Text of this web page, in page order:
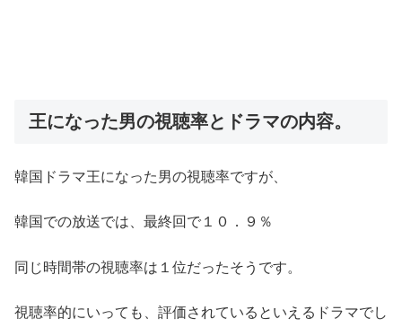
王になった男の視聴率とドラマの内容。
韓国ドラマ王になった男の視聴率ですが、
韓国での放送では、最終回で１０．９％
同じ時間帯の視聴率は１位だったそうです。
視聴率的にいっても、評価されているといえるドラマでし